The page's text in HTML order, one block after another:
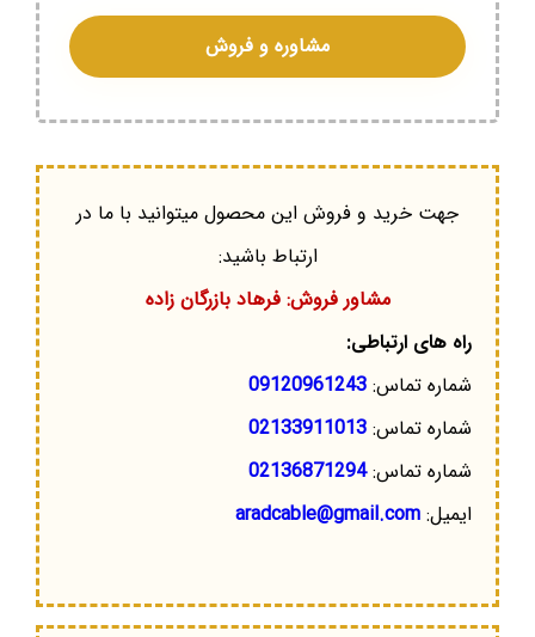
مشاوره و فروش
جهت خرید و فروش این محصول میتوانید با ما در
ارتباط باشید:
مشاور فروش: فرهاد بازرگان زاده
راه های ارتباطی:
شماره تماس: 09120961243
شماره تماس: 02133911013
شماره تماس:02136871294
ایمیل: aradcable@gmail.com